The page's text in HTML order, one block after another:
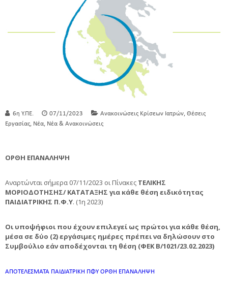
6η Υ.ΠΕ. 07/11/2023 Ανακοινώσεις Κρίσεων Ιατρών, Θέσεις
Εργασίας, Νέα, Νέα & Ανακοινώσεις
ΟΡΘΗ ΕΠΑΝΑΛΗΨΗ
Αναρτώνται σήμερα 07/11/2023 οι Πίνακες ΤΕΛΙΚΗΣ
ΜΟΡΙΟΔΟΤΗΣΗΣ/ ΚΑΤΑΤΑΞΗΣ για κάθε θέση ειδικότητας
ΠΑΙΔΙΑΤΡΙΚΗΣ Π.Φ.Υ. (1η 2023)
Οι υποψήφιοι που έχουν επιλεγεί ως πρώτοι για κάθε θέση,
μέσα σε δύο (2) εργάσιμες ημέρες πρέπει να δηλώσουν στο
Συμβούλιο εάν αποδέχονται τη θέση (ΦΕΚ Β/1021/23.02.2023)
ΑΠΟΤΕΛΕΣΜΑΤΑ ΠΑΙΔΙΑΤΡΙΚΗ ΠΦΥ ΟΡΘΗ ΕΠΑΝΑΛΗΨΗ